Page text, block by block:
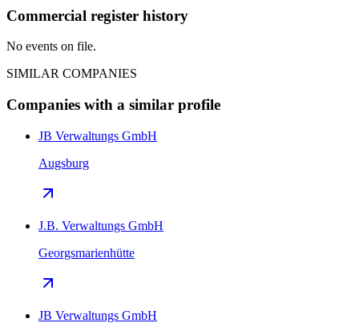
Commercial register history
No events on file.
SIMILAR COMPANIES
Companies with a similar profile
JB Verwaltungs GmbH
Augsburg
J.B. Verwaltungs GmbH
Georgsmarienhütte
JB Verwaltungs GmbH